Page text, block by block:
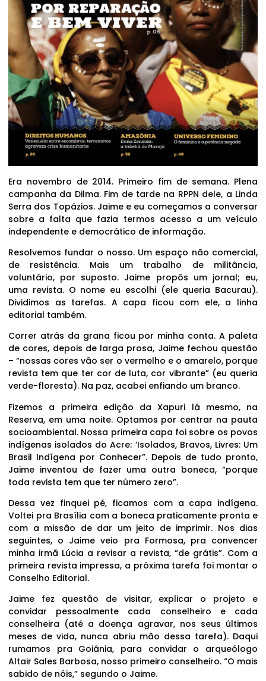
Era novembro de 2014. Primeiro fim de semana. Plena
campanha da Dilma. Fim de tarde na RPPN dele, a Linda
Serra dos Topázios. Jaime e eu começamos a conversar
sobre a falta que fazia termos acesso a um veículo
independente e democrático de informação.
Resolvemos fundar o nosso. Um espaço não comercial,
de resistência. Mais um trabalho de militância,
voluntário, por suposto. Jaime propôs um jornal; eu,
uma revista. O nome eu escolhi (ele queria Bacurau).
Dividimos as tarefas. A capa ficou com ele, a linha
editorial também.
Correr atrás da grana ficou por minha conta. A paleta
de cores, depois de larga prosa, Jaime fechou questão
– “nossas cores vão ser o vermelho e o amarelo, porque
revista tem que ter cor de luta, cor vibrante” (eu queria
verde-floresta). Na paz, acabei enfiando um branco.
Fizemos a primeira edição da Xapuri lá mesmo, na
Reserva, em uma noite. Optamos por centrar na pauta
socioambiental. Nossa primeira capa foi sobre os povos
indígenas isolados do Acre: ‘Isolados, Bravos, Livres: Um
Brasil Indígena por Conhecer”. Depois de tudo pronto,
Jaime inventou de fazer uma outra boneca, “porque
toda revista tem que ter número zero”.
Dessa vez finquei pé, ficamos com a capa indígena.
Voltei pra Brasília com a boneca praticamente pronta e
com a missão de dar um jeito de imprimir. Nos dias
seguintes, o Jaime veio pra Formosa, pra convencer
minha irmã Lúcia a revisar a revista, “de grátis”. Com a
primeira revista impressa, a próxima tarefa foi montar o
Conselho Editorial.
Jaime fez questão de visitar, explicar o projeto e
convidar pessoalmente cada conselheiro e cada
conselheira (até a doença agravar, nos seus últimos
meses de vida, nunca abriu mão dessa tarefa). Daqui
rumamos pra Goiânia, para convidar o arqueólogo
Altair Sales Barbosa, nosso primeiro conselheiro. “O mais
sabido de nóis,” segundo o Jaime.